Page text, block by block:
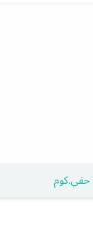
حقي.كوم